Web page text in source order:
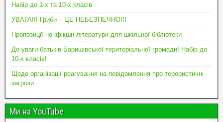
Набір до 1-х та 10-х класів
УВАГА!!! Гриби – ЦЕ НЕБЕЗПЕЧНО!!!
Пропозиції нонфікшн літератури для шкільної бібліотеки
До уваги батьків Баришівської територіальної громади! Набір до
10-х класів!
Щодо організації реагування на повідомлення про терористичні
загрози
Ми на YouTube